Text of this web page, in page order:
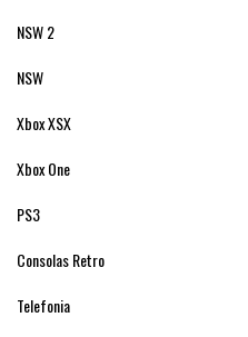
NSW 2
NSW
Xbox XSX
Xbox One
PS3
Consolas Retro
Telefonia